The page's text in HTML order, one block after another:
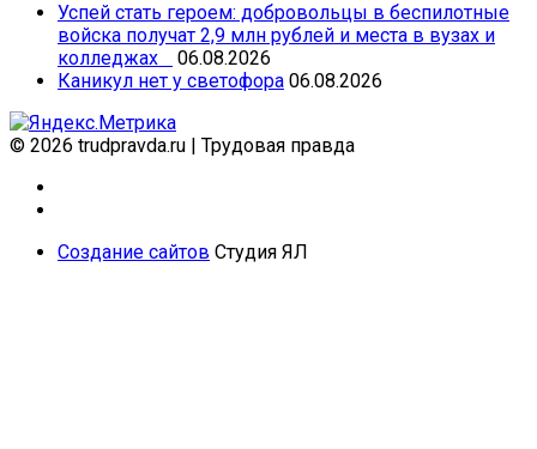
Успей стать героем: добровольцы в беспилотные
войска получат 2,9 млн рублей и места в вузах и
колледжах
06.08.2026
Каникул нет у светофора 06.08.2026
© 2026 trudpravda.ru | Трудовая правда
Создание сайтов Студия ЯЛ